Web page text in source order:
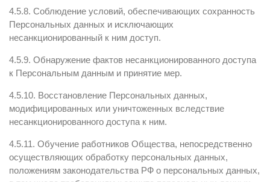
4.5.8. Соблюдение условий, обеспечивающих сохранность
Персональных данных и исключающих
несанкционированный к ним доступ.
4.5.9. Обнаружение фактов несанкционированного доступа
к Персональным данным и принятие мер.
4.5.10. Восстановление Персональных данных,
модифицированных или уничтоженных вследствие
несанкционированного доступа к ним.
4.5.11. Обучение работников Общества, непосредственно
осуществляющих обработку персональных данных,
положениям законодательства РФ о персональных данных,